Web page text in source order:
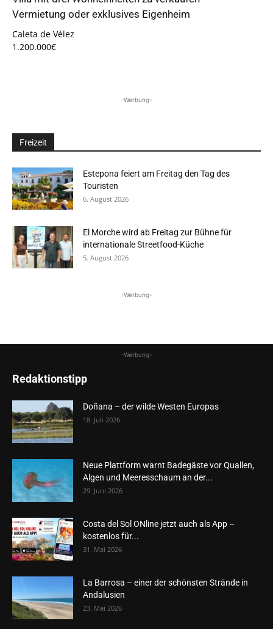
Vermietung oder exklusives Eigenheim
Caleta de Vélez
1.200.000€
-Werbung-
Freizeit
Estepona feiert am Freitag den Tag des
Touristen
6. August 2026
El Morche wird ab Freitag zur Bühne für
internationale Streetfood-Küche
5. August 2026
-Werbung-
-Werbung-
Redaktionstipp
Doñana – der wilde Westen Europas
18. Juli 2026
Neue Plattform warnt Badegäste vor Quallen,
Algen und Meeresschaum an der...
29. Juni 2026
Costa del Sol ONline jetzt auch als App –
kostenlos für...
31. Mai 2026
La Barrosa – einer der schönsten Strände in
Andalusien
23. Mai 2026